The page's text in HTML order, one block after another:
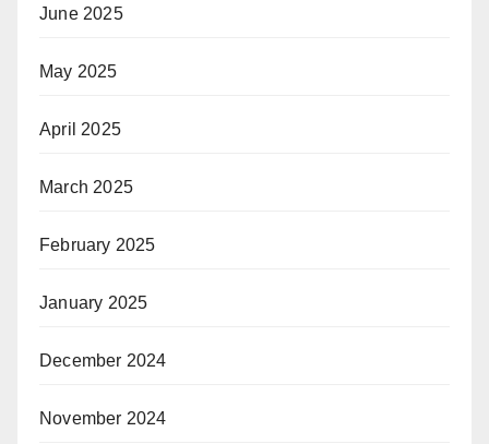
June 2025
May 2025
April 2025
March 2025
February 2025
January 2025
December 2024
November 2024